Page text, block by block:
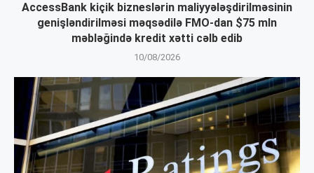
AccessBank kiçik bizneslərin maliyyələşdirilməsinin
genişləndirilməsi məqsədilə FMO-dan $75 mln
məbləğində kredit xətti cəlb edib
10/08/2026